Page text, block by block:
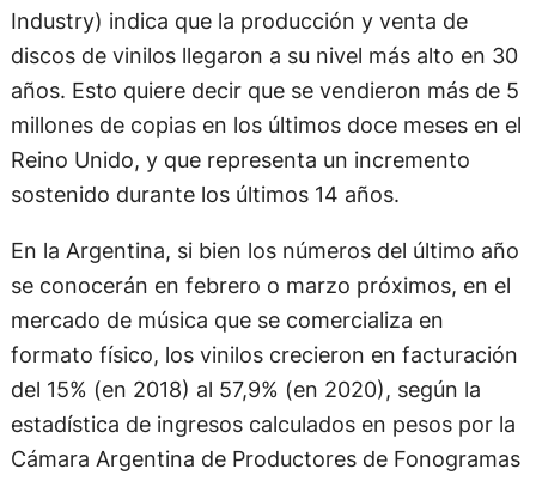
Industry) indica que la producción y venta de
discos de vinilos llegaron a su nivel más alto en 30
años. Esto quiere decir que se vendieron más de 5
millones de copias en los últimos doce meses en el
Reino Unido, y que representa un incremento
sostenido durante los últimos 14 años.
En la Argentina, si bien los números del último año
se conocerán en febrero o marzo próximos, en el
mercado de música que se comercializa en
formato físico, los vinilos crecieron en facturación
del 15% (en 2018) al 57,9% (en 2020), según la
estadística de ingresos calculados en pesos por la
Cámara Argentina de Productores de Fonogramas